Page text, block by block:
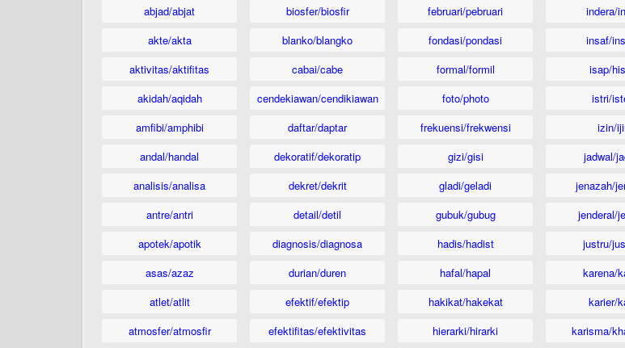
abjad/abjat
akte/akta
aktivitas/aktifitas
akidah/aqidah
amfibi/amphibi
andal/handal
analisis/analisa
antre/antri
apotek/apotik
asas/azaz
atlet/atlit
atmosfer/atmosfir
biosfer/biosfir
blanko/blangko
cabai/cabe
cendekiawan/cendikiawan
daftar/daptar
dekoratif/dekoratip
dekret/dekrit
detail/detil
diagnosis/diagnosa
durian/duren
efektif/efektip
efektifitas/efektivitas
februari/pebruari
fondasi/pondasi
formal/formil
foto/photo
frekuensi/frekwensi
gizi/gisi
gladi/geladi
gubuk/gubug
hadis/hadist
hafal/hapal
hakikat/hakekat
hierarki/hirarki
indera/
insaf/
isap/
istri/
izin/
jadwal/
jenazah/
jenderal/
justru/
karena/
karier/
karisma/